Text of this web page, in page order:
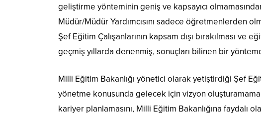
geliştirme yönteminin geniş ve kapsayıcı
Müdür/Müdür Yardımcısını sadece öğretmenlerden
Şef Eğitim Çalışanlarının kapsam dışı bırakılması ve
geçmiş yıllarda denenmiş, sonuçları bilinen bir
Milli Eğitim Bakanlığı yönetici olarak yetiştirdiği Şef
yönetme konusunda gelecek için vizyon
kariyer planlamasını, Milli Eğitim Bakanlığına faydalı